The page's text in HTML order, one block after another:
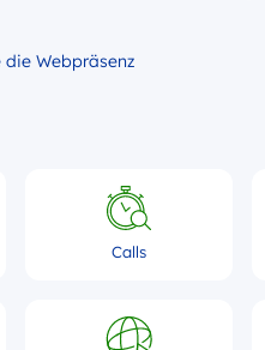
die Webpräsenz
Calls